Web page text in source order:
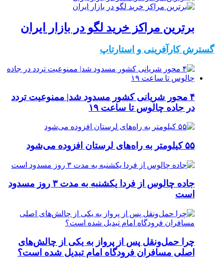
برترین مراکز خرید لگو در بازار ایران
گسترش کارآفرینی و استارتاپ
۴ محور شریانی کشور مسدود شد| ممنوعیت تردد
در جاده چالوس تا ساعت ۱۹
۵۵ کیلومتر به راه‌های لرستان افزوده می‌شود
جاده چالوس از فردا یکشنبه به مدت ۳ روز مسدود
است
چرا حمل‌ونقل پس از پرواز به یکی از چالش‌های
اصلی مسافران فرودگاه امام تبدیل شده است؟